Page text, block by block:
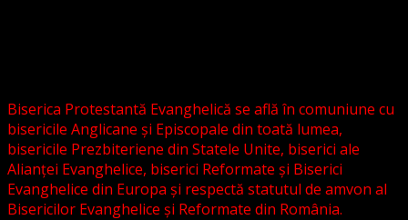
Biserica Protestantă Evanghelică se află în comuniune cu
bisericile Anglicane și Episcopale din toată lumea,
bisericile Prezbiteriene din Statele Unite, biserici ale
Alianței Evanghelice, biserici Reformate și Biserici
Evanghelice din Europa și respectă statutul de amvon al
Bisericilor Evanghelice și Reformate din România.